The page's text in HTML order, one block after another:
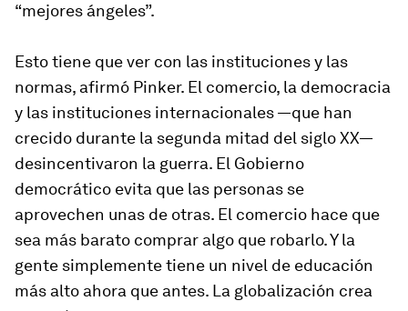
“mejores ángeles”.
Esto tiene que ver con las instituciones y las
normas, afirmó Pinker. El comercio, la democracia
y las instituciones internacionales —que han
crecido durante la segunda mitad del siglo XX—
desincentivaron la guerra. El Gobierno
democrático evita que las personas se
aprovechen unas de otras. El comercio hace que
sea más barato comprar algo que robarlo. Y la
gente simplemente tiene un nivel de educación
más alto ahora que antes. La globalización crea